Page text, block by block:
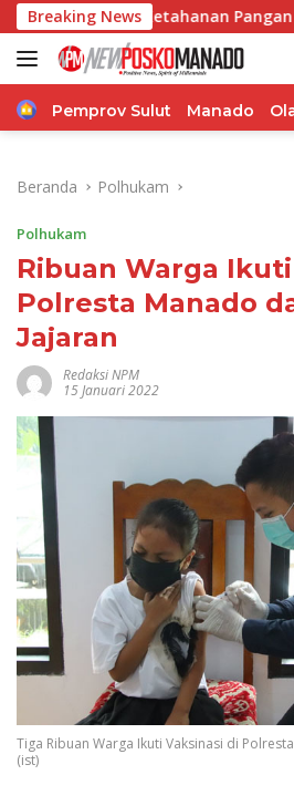
Langsung
ke
konten
Breaking News
Ketahanan Pangan Dukung
Home
Pemprov Sulut Manado
Beranda Polhukam
Polhukam
Ribuan Warga
Polresta Manado
Jajaran
Redaksi NPM
15 Januari 2022
Tiga Ribuan Warga Ikuti Vaksinasi di
(ist)